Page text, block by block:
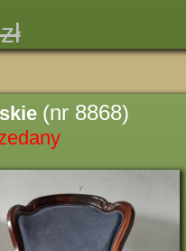
(nr 8868)